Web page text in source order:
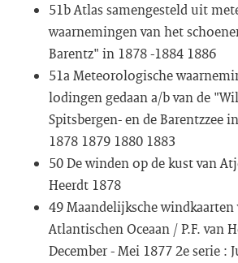
51b Atlas samengesteld uit
waarnemingen van het
Barentz" in 1878 -1884 1886
51a Meteorologische
lodingen gedaan a/b van de
Spitsbergen- en de Barentzzee
1878 1879 1880 1883
50 De winden op de kust van
Heerdt 1878
49 Maandelijksche windkaarten
Atlantischen Oceaan / P.F. van
December - Mei 1877 2e serie :